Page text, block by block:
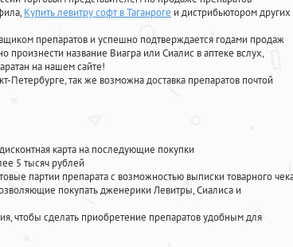
, Купить левитру софт в Таганроге и дистрибьютором других
препаратов и успешно подтверждается годами продаж
название Виагра или Сиалис в аптеке вслух,
на нашем сайте!
Петербурге, так же возможна доставка препаратов почтой
карта на последующие покупки
5 тысяч рублей
партии препарата с возможностью выписки товарного
покупать дженерики Левитры, Сиалиса и
чтобы сделать приобретение препаратов удобным для